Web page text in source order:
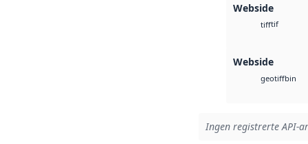
Webside
tifftif
Webside
geotiffbin
Ingen registrerte API-